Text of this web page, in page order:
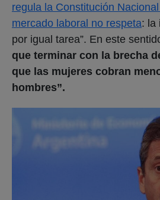
regula la Constitución
mercado laboral no respeta: la
por igual tarea”. En este
que terminar con la brecha
que las mujeres cobran
hombres”.